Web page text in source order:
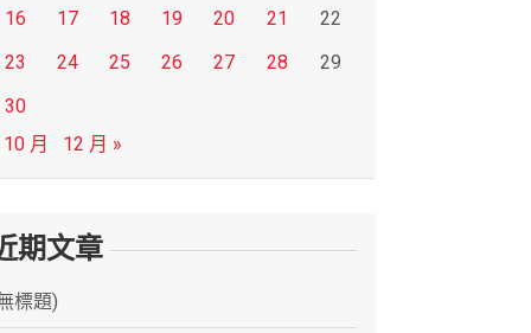
16
17 18 19 20 21
22
23
24 25 26 27 28
29
30
月
12 月 »
期文章
標題)